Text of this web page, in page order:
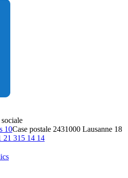
10Case postale 2431000 Lausanne 18
21 315 14 14